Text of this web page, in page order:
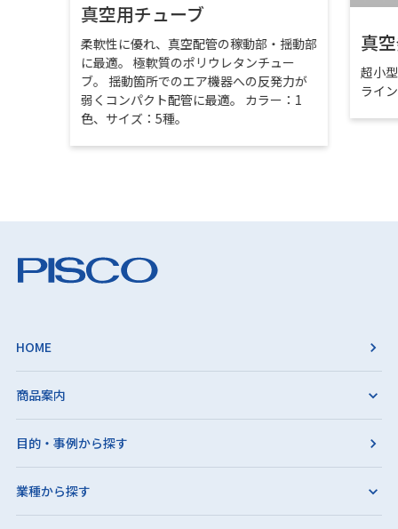
真空用チューブ
柔軟性に優れ、真空配管の稼動部・揺動部
に最適。 極軟質のポリウレタンチュー
ブ。 揺動箇所でのエア機器への反発力が
弱くコンパクト配管に最適。 カラー：1
色、サイズ：5種。
真
超小
ライ
HOME
商品案内
目的・事例から探す
業種から探す